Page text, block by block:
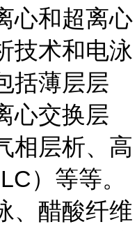
心和超离心
技术和电泳
括薄层层
心交换层
相层析、高
）等等。
、醋酸纤维